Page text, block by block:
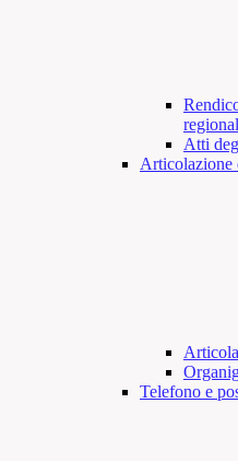
Atti
Telefono e